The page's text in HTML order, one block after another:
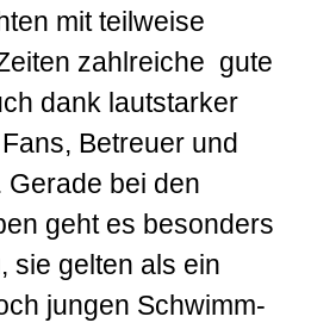
mit teilweise
zahlreiche gute
dank lautstarker
Betreuer und
Gerade bei den
geht es besonders
sie gelten als ein
jungen Schwimm-